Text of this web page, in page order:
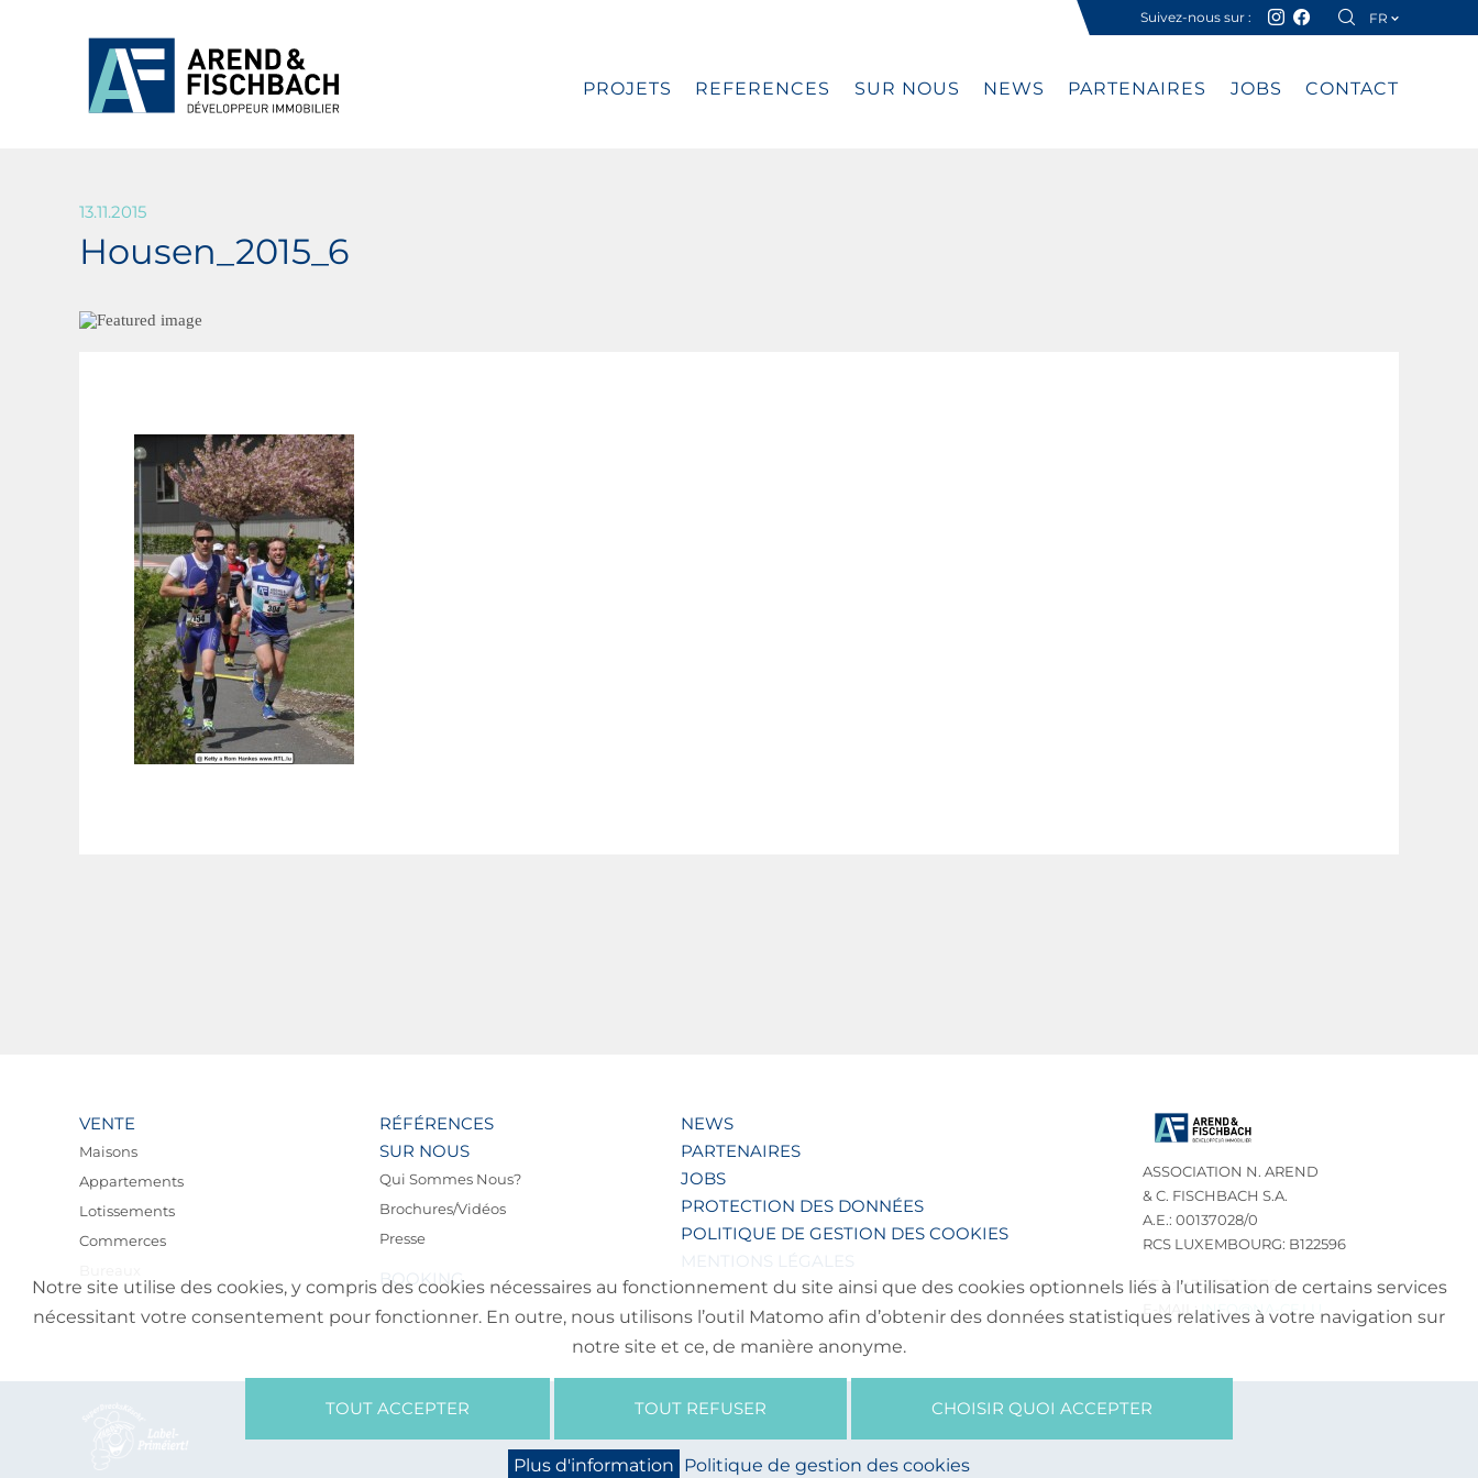
Suivez-nous sur : FR
PROJETS REFERENCES SUR NOUS NEWS PARTENAIRES JOBS CONTACT
13.11.2015
Housen_2015_6
VENTE
Maisons
Appartements
Lotissements
Commerces
RÉFÉRENCES
SUR NOUS
Qui Sommes Nous?
Brochures/Vidéos
Presse
BOOKING
NEWS
PARTENAIRES
JOBS
PROTECTION DES DONNÉES
POLITIQUE DE GESTION DES COOKIES
MENTIONS LÉGALES
ASSOCIATION N. AREND
& C. FISCHBACH S.A.
A.E.: 00137028/0
RCS LUXEMBOURG: B122596
TEL.: (+352) 32 75 76
E-MAIL:
INFO@NA-CF.LU
Notre site utilise des cookies, y compris des cookies nécessaires au fonctionnement du site ainsi que des cookies optionnels liés à l’utilisation de certains services
nécessitant votre consentement pour fonctionner. En outre, nous utilisons l’outil Matomo afin d’obtenir des données statistiques relatives à votre navigation sur
notre site et ce, de manière anonyme.
TOUT ACCEPTER TOUT REFUSER CHOISIR QUOI ACCEPTER
Plus d'information Politique de gestion des cookies